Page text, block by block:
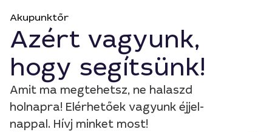
Akupunktőr
Azért vagyunk,
hogy segítsünk!
Amit ma megtehetsz, ne halaszd
holnapra! Elérhetőek vagyunk éjjel-
nappal. Hívj minket most!